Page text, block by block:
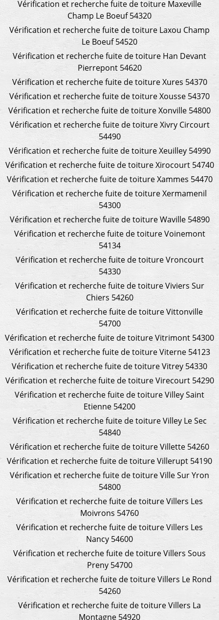
Vérification et recherche fuite de toiture Maxeville
Champ Le Boeuf 54320
Vérification et recherche fuite de toiture Laxou Champ
Le Boeuf 54520
Vérification et recherche fuite de toiture Han Devant
Pierrepont 54620
Vérification et recherche fuite de toiture Xures 54370
Vérification et recherche fuite de toiture Xousse 54370
Vérification et recherche fuite de toiture Xonville 54800
Vérification et recherche fuite de toiture Xivry Circourt
54490
Vérification et recherche fuite de toiture Xeuilley 54990
Vérification et recherche fuite de toiture Xirocourt 54740
Vérification et recherche fuite de toiture Xammes 54470
Vérification et recherche fuite de toiture Xermamenil
54300
Vérification et recherche fuite de toiture Waville 54890
Vérification et recherche fuite de toiture Voinemont
54134
Vérification et recherche fuite de toiture Vroncourt
54330
Vérification et recherche fuite de toiture Viviers Sur
Chiers 54260
Vérification et recherche fuite de toiture Vittonville
54700
Vérification et recherche fuite de toiture Vitrimont 54300
Vérification et recherche fuite de toiture Viterne 54123
Vérification et recherche fuite de toiture Vitrey 54330
Vérification et recherche fuite de toiture Virecourt 54290
Vérification et recherche fuite de toiture Villey Saint
Etienne 54200
Vérification et recherche fuite de toiture Villey Le Sec
54840
Vérification et recherche fuite de toiture Villette 54260
Vérification et recherche fuite de toiture Villerupt 54190
Vérification et recherche fuite de toiture Ville Sur Yron
54800
Vérification et recherche fuite de toiture Villers Les
Moivrons 54760
Vérification et recherche fuite de toiture Villers Les
Nancy 54600
Vérification et recherche fuite de toiture Villers Sous
Preny 54700
Vérification et recherche fuite de toiture Villers Le Rond
54260
Vérification et recherche fuite de toiture Villers La
Montagne 54920